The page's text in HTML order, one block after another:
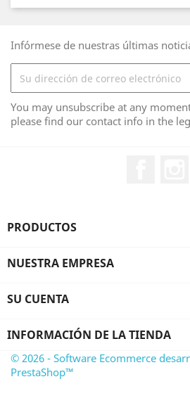
Infórmese de nuestras últimas
You may unsubscribe at any
please find our contact info in the
PRODUCTOS
NUESTRA EMPRESA
SU CUENTA
INFORMACIÓN DE LA TIENDA
© 2026 - Software Ecommerce
PrestaShop™